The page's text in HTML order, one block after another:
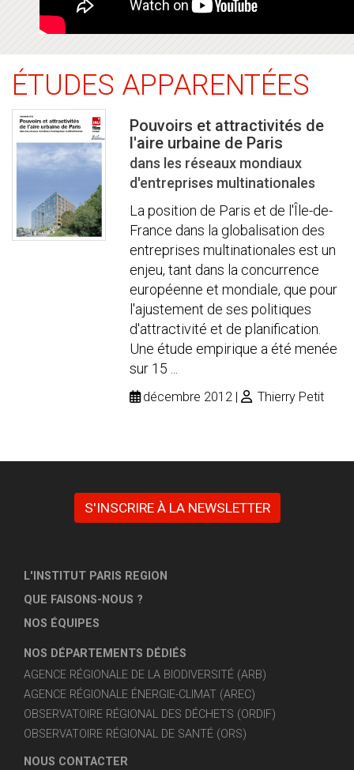
ÉTUDES APPARENTÉES
Pouvoirs et attractivités de
l'aire urbaine de Paris
dans les réseaux mondiaux
d'entreprises multinationales
La position de Paris et de l'Île-de-
France dans la globalisation des
entreprises multinationales est un
enjeu, tant dans la concurrence
européenne et mondiale, que pour
l'ajustement de ses politiques
d'attractivité et de planification.
Une étude empirique a été menée
sur 15 ...
décembre 2012 Thierry Petit
S'INSCRIRE À LA NEWSLETTER
L'INSTITUT PARIS REGION
QUE FAISONS-NOUS ?
NOS ÉQUIPES
NOS DÉPARTEMENTS DÉDIÉS
AGENCE RÉGIONALE DE LA BIODIVERSITÉ (ARB)
AGENCE RÉGIONALE ÉNERGIE-CLIMAT (AREC)
OBSERVATOIRE RÉGIONAL DES DÉCHETS (ORDIF)
OBSERVATOIRE RÉGIONAL DE SANTÉ (ORS)
NOUS CONTACTER